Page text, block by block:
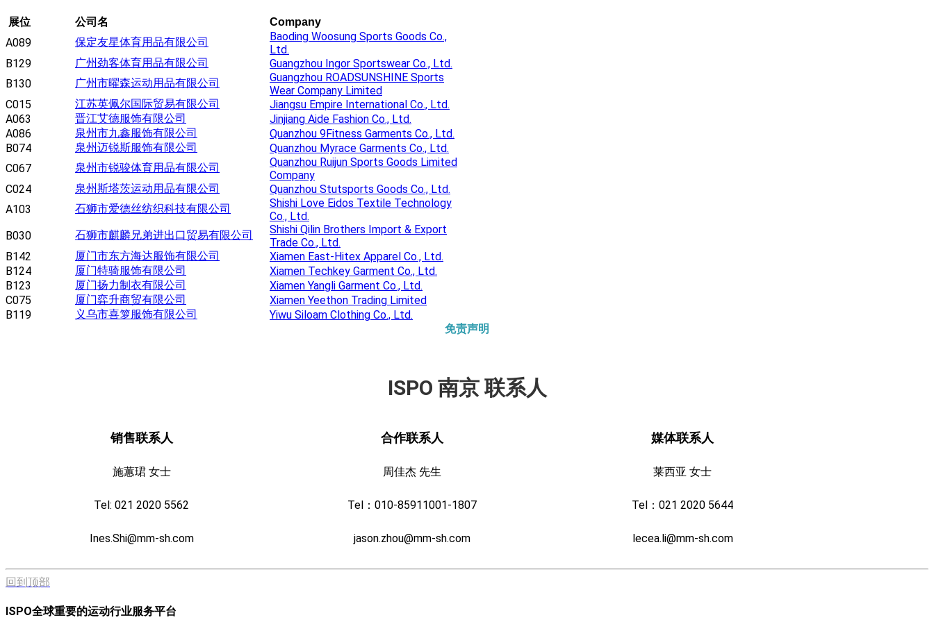
展位 公司名 Company
A089 保定友星体育用品有限公司
Baoding Woosung Sports Goods Co.,
Ltd.
B129
广州劲客体育用品有限公司
Guangzhou Ingor Sportswear Co., Ltd.
B130
广州市曜森运动用品有限公司
Guangzhou ROADSUNSHINE Sports
Wear Company Limited
C015
江苏英佩尔国际贸易有限公司
Jiangsu Empire International Co., Ltd.
A063
晋江艾德服饰有限公司
Jinjiang Aide Fashion Co., Ltd.
A086
泉州市九鑫服饰有限公司
Quanzhou 9Fitness Garments Co., Ltd.
B074
泉州迈锐斯服饰有限公司
Quanzhou Myrace Garments Co., Ltd.
C067
泉州市锐骏体育用品有限公司
Quanzhou Ruijun Sports Goods Limited
Company
C024
泉州斯塔茨运动用品有限公司
Quanzhou Stutsports Goods Co., Ltd.
A103
石狮市爱德丝纺织科技有限公司
Shishi Love Eidos Textile Technology
Co., Ltd.
B030
石狮市麒麟兄弟进出口贸易有限公司
Shishi Qilin Brothers Import & Export
Trade Co., Ltd.
B142
厦门市东方海达服饰有限公司
Xiamen East-Hitex Apparel Co., Ltd.
B124
厦门特骑服饰有限公司
Xiamen Techkey Garment Co., Ltd.
B123
厦门扬力制衣有限公司
Xiamen Yangli Garment Co., Ltd.
C075
厦门弈升商贸有限公司
Xiamen Yeethon Trading Limited
B119
义乌市喜箩服饰有限公司
Yiwu Siloam Clothing Co., Ltd.
免责声明
ISPO 南京 联系人
销售联系人
施蕙珺 女士
Tel: 021 2020 5562
Ines.Shi@mm-sh.com
合作联系人
周佳杰 先生
Tel：010-85911001-1807
jason.zhou@mm-sh.com
媒体联系人
莱西亚 女士
Tel：021 2020 5644
lecea.li@mm-sh.com
回到顶部
ISPO全球重要的运动行业服务平台